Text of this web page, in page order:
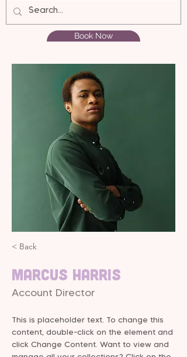
Book Now
< Back
Marcus Harris
Account Director
This is placeholder text. To change this
content, double-click on the element and
click Change Content. Want to view and